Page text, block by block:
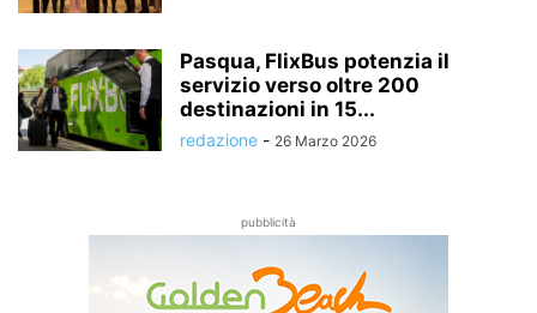
Pasqua, FlixBus potenzia il
servizio verso oltre 200
destinazioni in 15...
redazione - 26 Marzo 2026
pubblicità